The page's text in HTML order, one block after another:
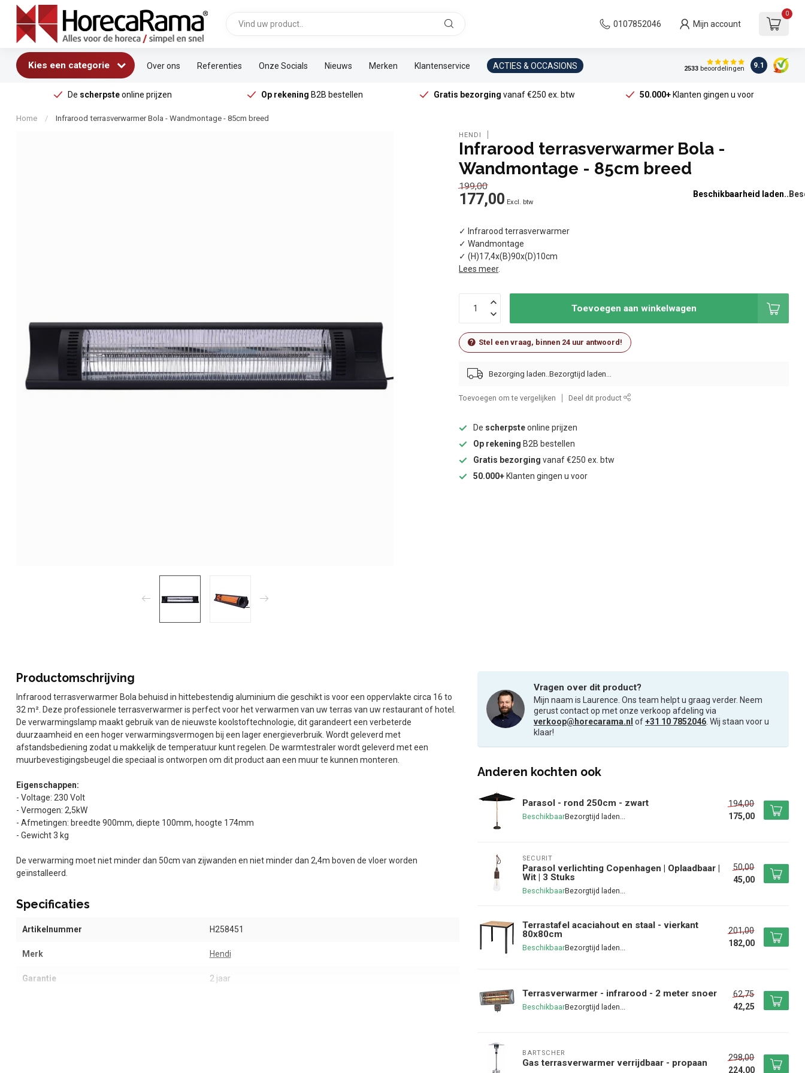
0107852046 Mijn account
0
Kies een categorie Over ons Referenties Onze Socials Nieuws Merken Klantenservice ACTIES & OCCASIONS 2533beoordelingen 9.1
De scherpsteonline prijzen Op rekening B2B bestellen Gratis bezorging vanaf €250 ex. btw 50.000+Klanten gingen u voor
Home / Infrarood terrasverwarmer Bola - Wandmontage - 85cm breed
HENDI
Infrarood terrasverwarmer Bola -
Wandmontage - 85cm breed
199,00
177,00 Excl. btw
Beschikbaarheid laden..
✓ Infrarood terrasverwarmer
✓ Wandmontage
✓ (H)17,4x(B)90x(D)10cm
Lees meer.
Toevoegen aan winkelwagen
Stel een vraag, binnen 24 uur antwoord!
Bezorging laden..
Toevoegen om te vergelijken Deel dit product
De scherpsteonline prijzen
Op rekening B2B bestellen
Gratis bezorging vanaf €250 ex. btw
50.000+ Klanten gingen u voor
Productomschrijving
Infrarood terrasverwarmer Bola behuisd in hittebestendig aluminium die geschikt is voor een oppervlakte circa 16 to
32 m². Deze professionele terrasverwarmer is perfect voor het verwarmen van uw terras van uw restaurant of hotel.
De verwarmingslamp maakt gebruik van de nieuwste koolstoftechnologie, dit garandeert een verbeterde
duurzaamheid en een hoger verwarmingsvermogen bij een lager energieverbruik. Wordt geleverd met
afstandsbediening zodat u makkelijk de temperatuur kunt regelen. De warmtestraler wordt geleverd met een
muurbevestigingsbeugel die speciaal is ontworpen om dit product aan een muur te kunnen monteren.
Eigenschappen:
- Voltage: 230 Volt
- Vermogen: 2,5kW
- Afmetingen: breedte 900mm, diepte 100mm, hoogte 174mm
- Gewicht 3 kg
De verwarming moet niet minder dan 50cm van zijwanden en niet minder dan 2,4m boven de vloer worden
geïnstalleerd.
Specificaties
Artikelnummer H258451
Merk Hendi
Garantie 2 jaar
Vragen over dit product?
Mijn naam is Laurence. Ons team helpt u graag verder. Neem
gerust contact op met onze verkoop afdeling via
verkoop@horecarama.nl of+31 10 7852046 . Wij staan voor u
klaar!
Anderen kochten ook
Parasol - rond 250cm - zwart
Beschikbaar
194,00
175,00
SECURIT
Parasol verlichting Copenhagen | Oplaadbaar |
Wit | 3 Stuks
Beschikbaar
50,00
45,00
Terrastafel acaciahout en staal - vierkant
80x80cm
Beschikbaar
201,00
182,00
Terrasverwarmer - infrarood - 2 meter snoer
Beschikbaar
62,75
42,25
BARTSCHER
Gas terrasverwarmer verrijdbaar - propaan
298,00
224,00